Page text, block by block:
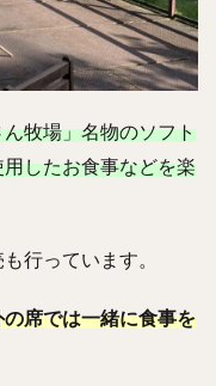
牧場」名物のソフト
したお食事などを楽
行っています。
の席では一緒に食事を